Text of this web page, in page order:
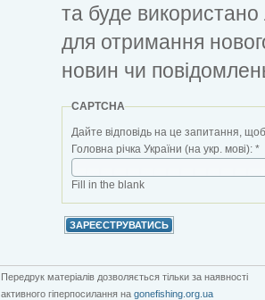
та буде
для отримання
новин чи
CAPTCHA
Дайте відповідь на це запитання,
Головна річка України (на укр. мові): *
Fill in the blank
Передрук матеріалів дозволяється тільки за наявності
активного гіперпосилання на gonefishing.org.ua